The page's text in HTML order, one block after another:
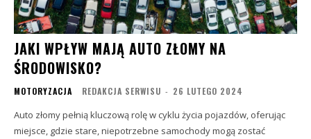
JAKI WPŁYW MAJĄ AUTO ZŁOMY NA
ŚRODOWISKO?
MOTORYZACJA REDAKCJA SERWISU - 26 LUTEGO 2024
Auto złomy pełnią kluczową rolę w cyklu życia pojazdów, oferując
miejsce, gdzie stare, niepotrzebne samochody mogą zostać